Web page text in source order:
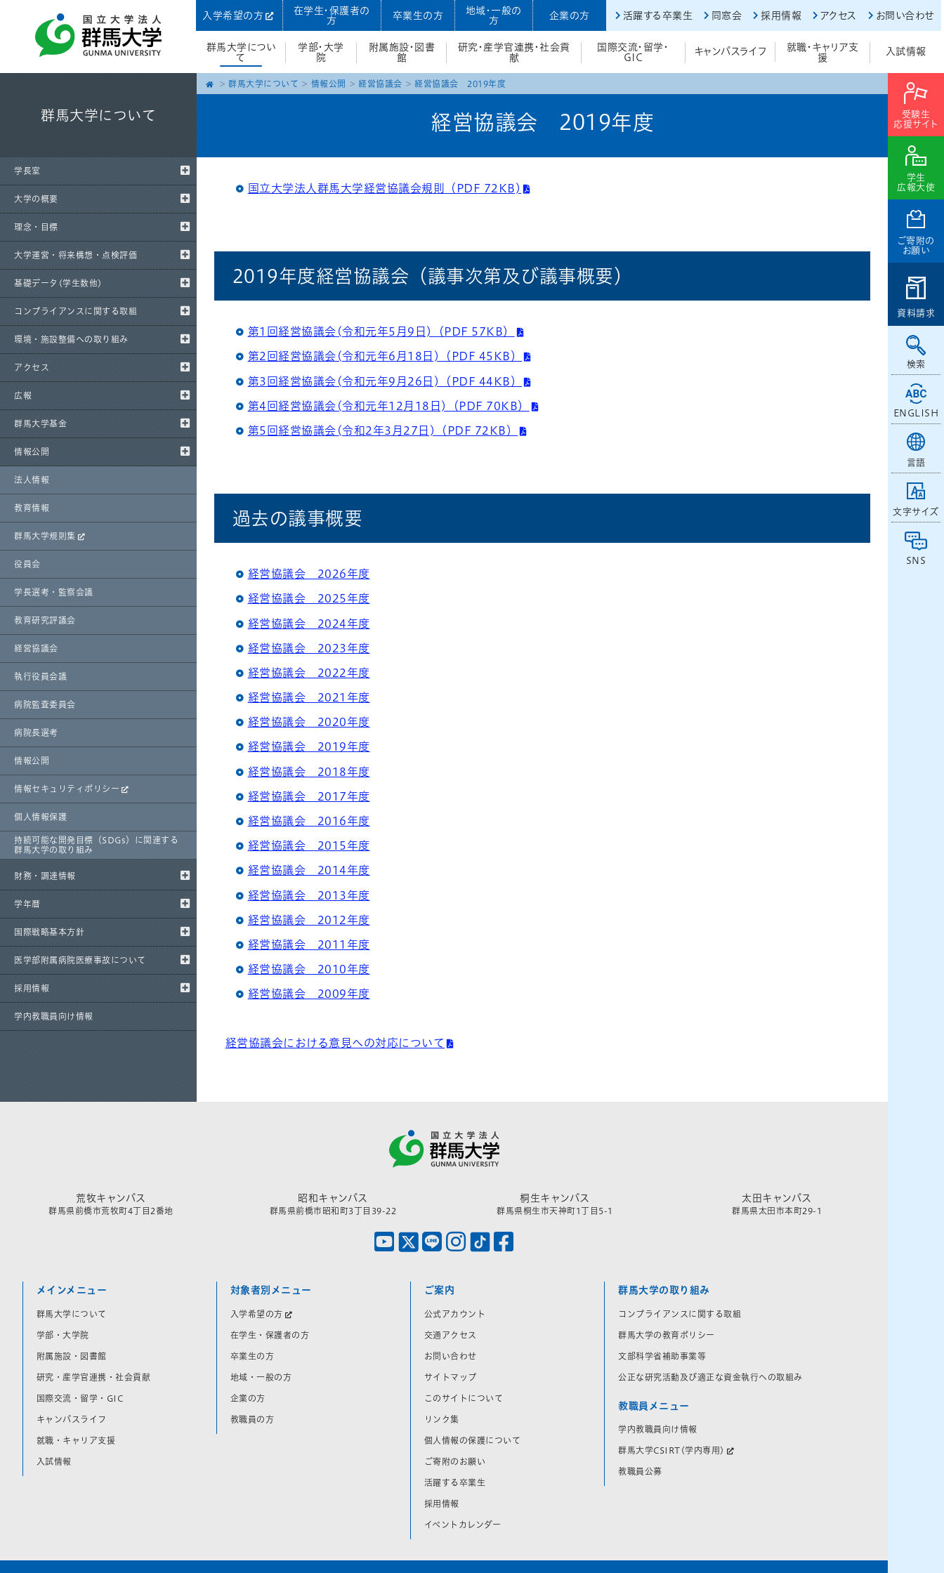
入学希望の方
在学生・保護者の
方
卒業生の方
地域・一般の
方
企業の方 活躍する卒業生 同窓会 採用情報 アクセス お問い合わせ
群馬大学につい
て
学部・大学
院
附属施設・図書
館
研究・産学官連携・社会貢
献
国際交流・留学・
GIC
キャンパスライフ
就職・キャリア支
援
入試情報
受験生
応援サイト
学生
広報大使
ご寄附の
お願い
資料請求
検索
ENGLISH
言語
文字サイズ
SNS
群馬大学について
学長室
大学の概要
理念・目標
大学運営・将来構想・点検評価
基礎データ(学生数他)
コンプライアンスに関する取組
環境・施設整備への取り組み
アクセス
広報
群馬大学基金
情報公開
法人情報
教育情報
群馬大学規則集
役員会
学長選考・監察会議
教育研究評議会
経営協議会
執行役員会議
病院監査委員会
病院長選考
情報公開
情報セキュリティポリシー
個人情報保護
持続可能な開発目標（SDGs）に関連する
群馬大学の取り組み
財務・調達情報
学年暦
国際戦略基本方針
医学部附属病院医療事故について
採用情報
学内教職員向け情報
群馬大学について 情報公開 経営協議会 経営協議会 2019年度
経営協議会 2019年度
国立大学法人群馬大学経営協議会規則（PDF 72KB)
2019年度経営協議会（議事次第及び議事概要）
第1回経営協議会(令和元年5月9日)（PDF 57KB）
第2回経営協議会(令和元年6月18日)（PDF 45KB）
第3回経営協議会(令和元年9月26日)（PDF 44KB）
第4回経営協議会(令和元年12月18日)（PDF 70KB）
第5回経営協議会(令和2年3月27日)（PDF 72KB）
過去の議事概要
経営協議会 2026年度
経営協議会 2025年度
経営協議会 2024年度
経営協議会 2023年度
経営協議会 2022年度
経営協議会 2021年度
経営協議会 2020年度
経営協議会 2019年度
経営協議会 2018年度
経営協議会 2017年度
経営協議会 2016年度
経営協議会 2015年度
経営協議会 2014年度
経営協議会 2013年度
経営協議会 2012年度
経営協議会 2011年度
経営協議会 2010年度
経営協議会 2009年度
経営協議会における意見への対応について
荒牧キャンパス
群馬県前橋市荒牧町4丁目2番地
昭和キャンパス
群馬県前橋市昭和町3丁目39-22
桐生キャンパス
群馬県桐生市天神町1丁目5-1
太田キャンパス
群馬県太田市本町29-1
メインメニュー
群馬大学について
学部・大学院
附属施設・図書館
研究・産学官連携・社会貢献
国際交流・留学・GIC
キャンパスライフ
就職・キャリア支援
入試情報
対象者別メニュー
入学希望の方
在学生・保護者の方
卒業生の方
地域・一般の方
企業の方
教職員の方
ご案内
公式アカウント
交通アクセス
お問い合わせ
サイトマップ
このサイトについて
リンク集
個人情報の保護について
ご寄附のお願い
活躍する卒業生
採用情報
イベントカレンダー
群馬大学の取り組み
コンプライアンスに関する取組
群馬大学の教育ポリシー
文部科学省補助事業等
公正な研究活動及び適正な資金執行への取組み
教職員メニュー
学内教職員向け情報
群馬大学CSIRT(学内専用)
教職員公募